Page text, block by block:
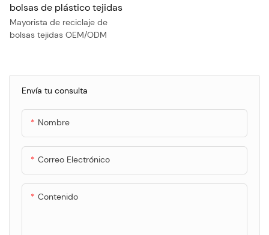
Envía tu consulta
Nombre
Correo Electrónico
Contenido
bolsas de plástico tejidas
Mayorista de reciclaje de
bolsas tejidas OEM/ODM